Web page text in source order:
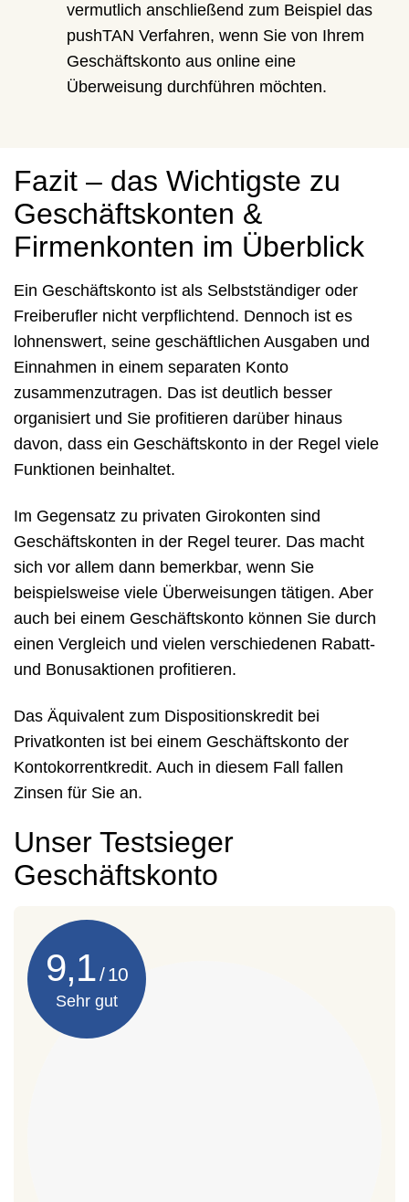
vermutlich anschließend zum Beispiel das
pushTAN Verfahren, wenn Sie von Ihrem
Geschäftskonto aus online eine
Überweisung durchführen möchten.
Fazit – das Wichtigste zu
Geschäftskonten &
Firmenkonten im Überblick
Ein Geschäftskonto ist als Selbstständiger oder
Freiberufler nicht verpflichtend. Dennoch ist es
lohnenswert, seine geschäftlichen Ausgaben und
Einnahmen in einem separaten Konto
zusammenzutragen. Das ist deutlich besser
organisiert und Sie profitieren darüber hinaus
davon, dass ein Geschäftskonto in der Regel viele
Funktionen beinhaltet.
Im Gegensatz zu privaten Girokonten sind
Geschäftskonten in der Regel teurer. Das macht
sich vor allem dann bemerkbar, wenn Sie
beispielsweise viele Überweisungen tätigen. Aber
auch bei einem Geschäftskonto können Sie durch
einen Vergleich und vielen verschiedenen Rabatt-
und Bonusaktionen profitieren.
Das Äquivalent zum Dispositionskredit bei
Privatkonten ist bei einem Geschäftskonto der
Kontokorrentkredit. Auch in diesem Fall fallen
Zinsen für Sie an.
Unser Testsieger
Geschäftskonto
9,1
Sehr gut